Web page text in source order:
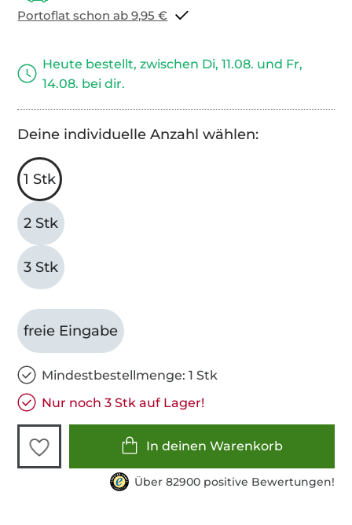
Portoflat schon ab 9,95 €
Heute bestellt, zwischen Di, 11.08. und Fr,
14.08. bei dir.
Deine individuelle Anzahl wählen:
1 Stk
2 Stk
3 Stk
freie Eingabe
Mindestbestellmenge: 1 Stk
Nur noch 3 Stk auf Lager!
In deinen Warenkorb
Über 82900 positive Bewertungen!